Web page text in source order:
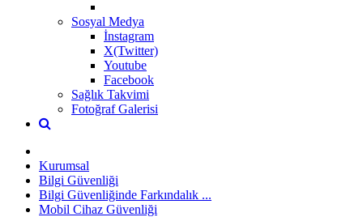
Sosyal Medya
İnstagram
X(Twitter)
Youtube
Facebook
Sağlık Takvimi
Fotoğraf Galerisi
Kurumsal
Bilgi Güvenliği
Bilgi Güvenliğinde Farkındalık ...
Mobil Cihaz Güvenliği